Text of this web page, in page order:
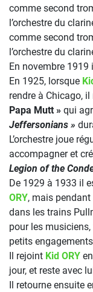
comme second
l’orchestre du
comme second
l’orchestre du
En novembre 1919
En 1925, lorsque
rendre à Chicago,
Papa Mutt » qui
Jeffersonians »
L’orchestre joue
accompagner et
Legion of the
De 1929 à 1933 il
ORY, mais
dans les trains
pour les
petits
Il rejoint Kid ORY
jour, et reste avec
Il retourne ensuite